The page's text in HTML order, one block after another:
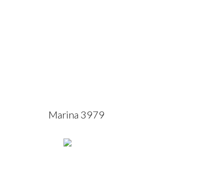
Marina 3979